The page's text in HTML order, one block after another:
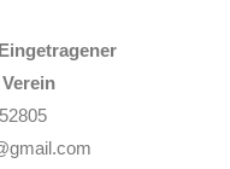
Eingetragener